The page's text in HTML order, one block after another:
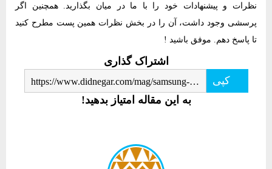
نظرات و پیشنهادات خود را با ما در میان بگذارید. همچنین اگر
پرسشی وجود داشت، آن را در بخش نظرات همین پست مطرح کنید
تا پاسخ دهم. موفق باشید !
اشتراک گذاری
کپی
https://www.didnegar.com/mag/samsung-galaxy-a31-goes-official-with-48mp-quad-camera-5000mah-battery/
به این مقاله امتیاز بدهید!